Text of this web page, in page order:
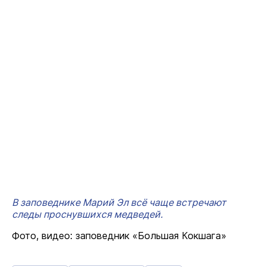
В заповеднике Марий Эл всё чаще встречают
следы проснувшихся медведей.
Фото, видео: заповедник «Большая Кокшага»